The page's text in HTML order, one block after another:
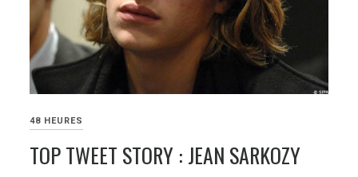
48 HEURES
TOP TWEET STORY : JEAN SARKOZY